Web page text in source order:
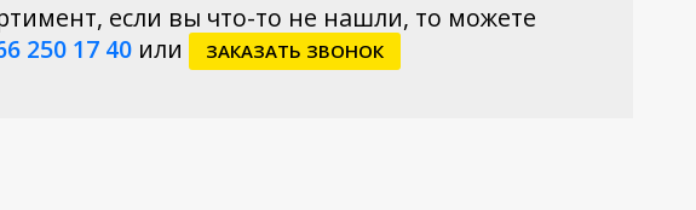
если вы что-то не нашли, то можете
250 17 40или ЗАКАЗАТЬ ЗВОНОК